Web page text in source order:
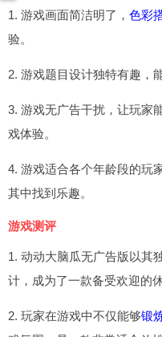
1. 游戏画面简洁明了， 色彩
验。
2. 游戏题目设计独特有趣，
3. 游戏无广告干扰，让玩家
戏体验。
4. 游戏适合各个年龄段的玩
其中找到乐趣。
游戏测评
1. 动动大脑瓜无广告版以其
计，成为了一款备受欢迎的
2. 玩家在游戏中不仅能够锻